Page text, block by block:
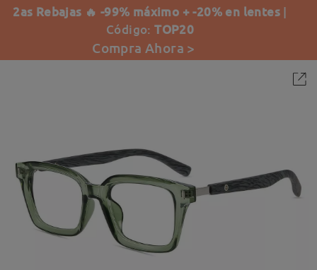
2as Rebajas 🔥 -99% máximo + -20% en lentes |
Código:TOP20
Compra Ahora >